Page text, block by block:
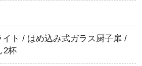
イト / はめ込み式ガラス厨子扉 /
2杯